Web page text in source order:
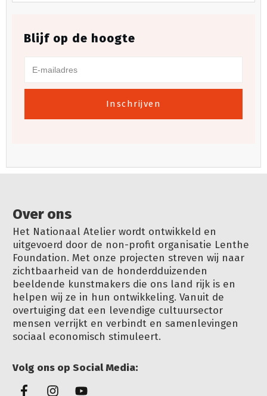
Blijf op de hoogte
Inschrijven
Over ons
Het Nationaal Atelier wordt ontwikkeld en
uitgevoerd door de non-profit organisatie Lenthe
Foundation. Met onze projecten streven wij naar
zichtbaarheid van de honderdduizenden
beeldende kunstmakers die ons land rijk is en
helpen wij ze in hun ontwikkeling. Vanuit de
overtuiging dat een levendige cultuursector
mensen verrijkt en verbindt en samenlevingen
sociaal economisch stimuleert.
Volg ons op Social Media: